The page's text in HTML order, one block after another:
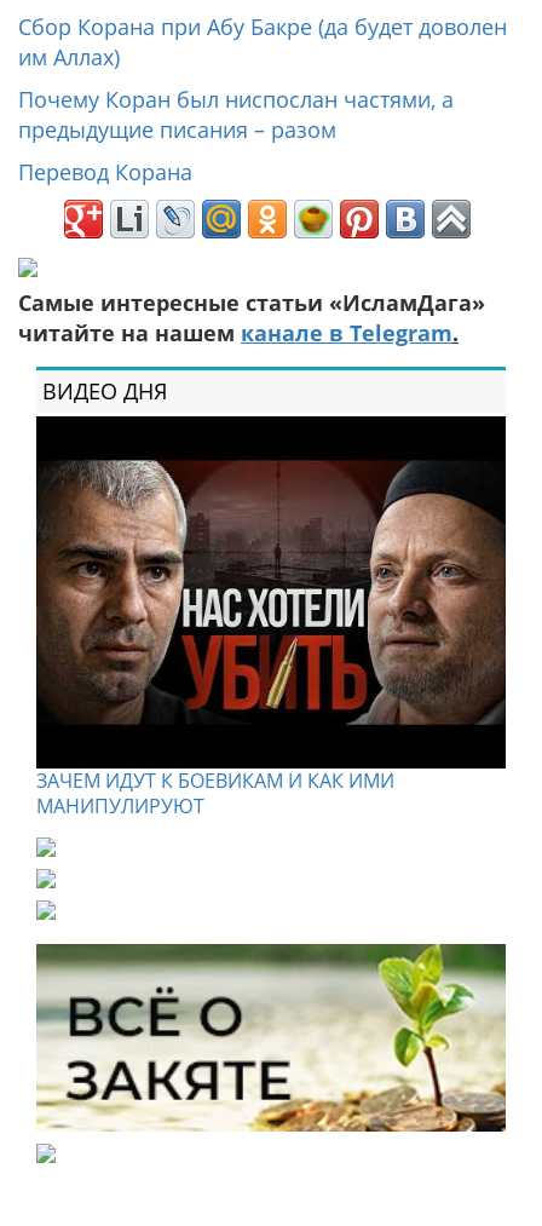
Сбор Корана при Абу Бакре (да будет доволен
им Аллах)
Почему Коран был ниспослан частями, а
предыдущие писания – разом
Перевод Корана
Самые интересные статьи «ИсламДага»
читайте на нашем канале в Telegram.
ВИДЕО ДНЯ
ЗАЧЕМ ИДУТ К БОЕВИКАМ И КАК ИМИ
МАНИПУЛИРУЮТ